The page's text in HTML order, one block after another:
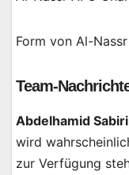
Form von Al-
Team-
Abdelhamid Sabiri
wird
zur Verfügung